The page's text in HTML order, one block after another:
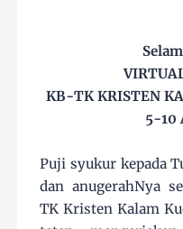
KB-TK KRISTEN
5-10
Puji syukur kepada
dan anugerahNya
TK Kristen Kalam